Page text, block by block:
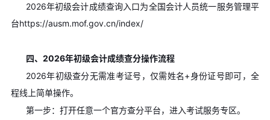
2026年初级会计成绩查询入口为全国会计人员统一服务管理平
台https://ausm.mof.gov.cn/index/
四、2026年初级会计成绩查分操作流程
2026年初级查分无需准考证号，仅需姓名+身份证号即可，全
程线上简单操作。
第一步：打开任意一个官方查分平台，进入考试服务专区。